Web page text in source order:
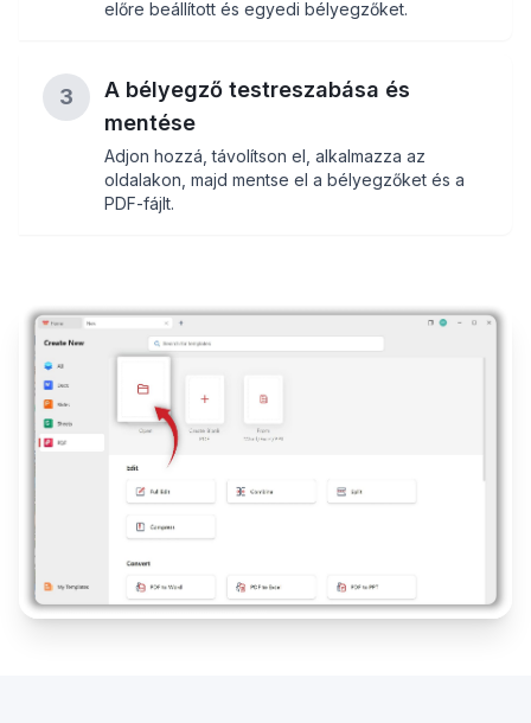
előre beállított és egyedi bélyegzőket.
3
A bélyegző testreszabása és
mentése
Adjon hozzá, távolítson el, alkalmazza az
oldalakon, majd mentse el a bélyegzőket és a
PDF-fájlt.